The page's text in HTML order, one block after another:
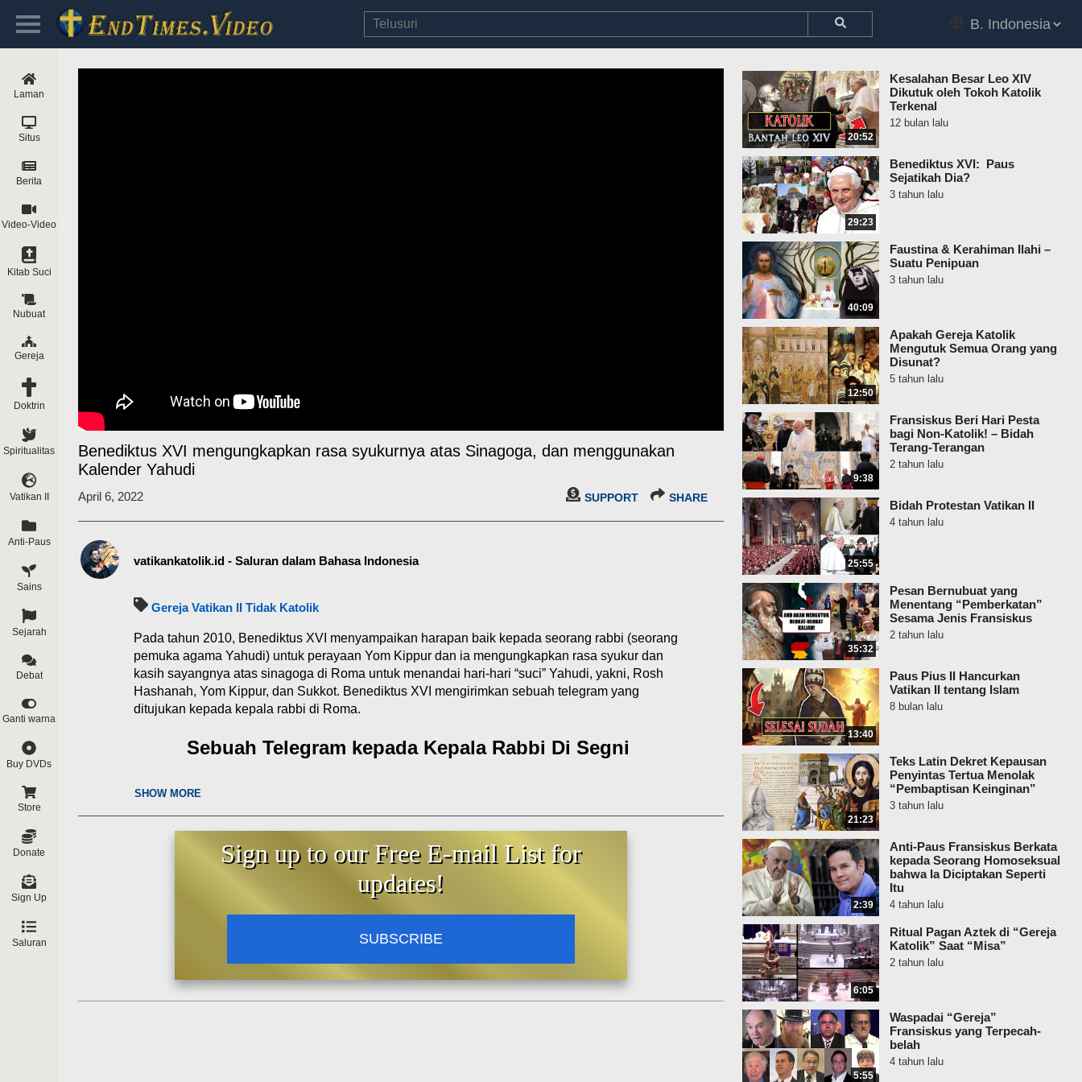
Benediktus XVI mengungkapkan rasa syukurnya atas Sinagoga, dan menggunakan
Kalender Yahudi
April 6, 2022 SUPPORT SHARE
vatikankatolik.id - Saluran dalam Bahasa Indonesia
Gereja Vatikan II Tidak Katolik
Pada tahun 2010, Benediktus XVI menyampaikan harapan baik kepada seorang rabbi (seorang
pemuka agama Yahudi) untuk perayaan Yom Kippur dan ia mengungkapkan rasa syukur dan
kasih sayangnya atas sinagoga di Roma untuk menandai hari-hari “suci” Yahudi, yakni, Rosh
Hashanah, Yom Kippur, dan Sukkot. Benediktus XVI mengirimkan sebuah telegram yang
ditujukan kepada kepala rabbi di Roma.
Sebuah Telegram kepada Kepala Rabbi Di Segni
Harapan Baik Benediktus XVI untuk
Komunitas Yahudi di Roma
Untuk menandai Hari-Hari Suci Rosh Ha-Shanah, Yom Kippur dan Sukkot,
Benediktus XVI menujukan sebuah telegram kepada Dr. Riccardo Di Segni, Kepala
menandai hari-hari Rosh Ha-Shanah 5771, Yom Kippur dan Sukkot,
SHOW MORE
Sign up to our Free E-mail List for
updates!
SUBSCRIBE
20:52
Kesalahan Besar Leo XIV
Dikutuk oleh Tokoh Katolik
Terkenal
12 bulan lalu
29:23
Benediktus XVI: Paus
Sejatikah Dia?
3 tahun lalu
40:09
Faustina & Kerahiman Ilahi –
Suatu Penipuan
3 tahun lalu
12:50
Apakah Gereja Katolik
Mengutuk Semua Orang yang
Disunat?
5 tahun lalu
9:38
Fransiskus Beri Hari Pesta
bagi Non-Katolik! – Bidah
Terang-Terangan
2 tahun lalu
25:55
Bidah Protestan Vatikan II
4 tahun lalu
35:32
Pesan Bernubuat yang
Menentang “Pemberkatan”
Sesama Jenis Fransiskus
2 tahun lalu
13:40
Paus Pius II Hancurkan
Vatikan II tentang Islam
8 bulan lalu
21:23
Teks Latin Dekret Kepausan
Penyintas Tertua Menolak
“Pembaptisan Keinginan”
3 tahun lalu
2:39
Anti-Paus Fransiskus Berkata
kepada Seorang Homoseksual
bahwa Ia Diciptakan Seperti
Itu
4 tahun lalu
6:05
Ritual Pagan Aztek di “Gereja
Katolik” Saat “Misa”
2 tahun lalu
5:55
Waspadai “Gereja”
Fransiskus yang Terpecah-
belah
4 tahun lalu
Laman
Situs
Berita
Video-Video
Kitab Suci
Nubuat
Gereja
Doktrin
Spiritualitas
Vatikan II
Anti-Paus
Sains
Sejarah
Debat
Ganti warna
Buy DVDs
Store
Donate
Sign Up
Saluran